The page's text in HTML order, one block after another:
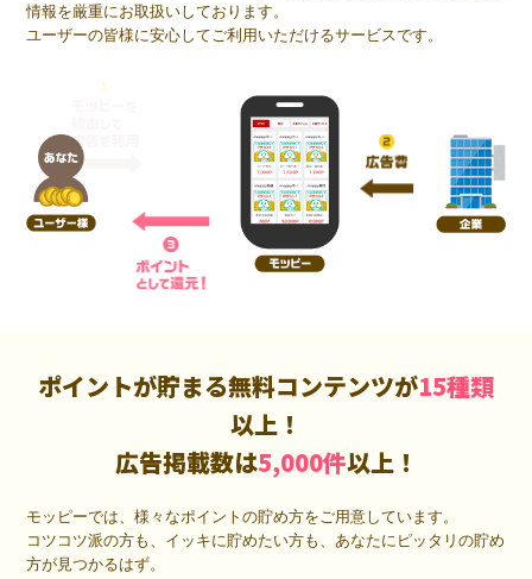
情報を厳重にお取扱いしております。
ユーザーの皆様に安心してご利用いただけるサービスです。
ポイントが貯まる無料コンテンツが15種類
以上！
広告掲載数は5,000件以上！
モッピーでは、様々なポイントの貯め方をご用意しています。
コツコツ派の方も、イッキに貯めたい方も、あなたにピッタリの貯め
方が見つかるはず。